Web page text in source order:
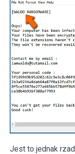
Jest to jednak